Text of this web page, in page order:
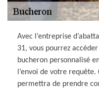
Avec l’entreprise
31, vous pourrez
bucheron personnalisé
l’envoi de votre
permettra de prendre